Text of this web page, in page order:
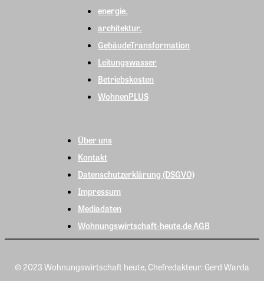
energie.
architektur.
GebäudeTransformation
Leitungswasser
Betriebskosten
WohnenPLUS
Über uns
Kontakt
Datenschutzerklärung (DSGVO)
Impressum
Mediadaten
Wohnungswirtschaft-heute.de AGB
© 2023 Wohnungswirtschaft heute, Chefredakteur: Gerd Warda